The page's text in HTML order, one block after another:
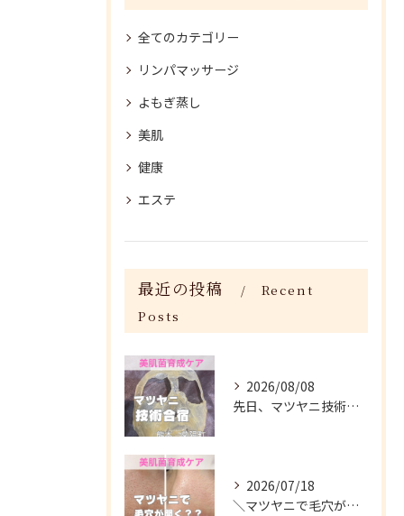
全てのカテゴリー
リンパマッサージ
よもぎ蒸し
美肌
健康
エステ
最近の投稿
Recent
Posts
2026/08/08
先日、マツヤニ技術合宿に参加してきました✨
2026/07/18
＼マツヤニで毛穴が開く？／